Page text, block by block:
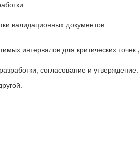
валидационных документов.
интервалов для критических точек
согласование и утверждение.